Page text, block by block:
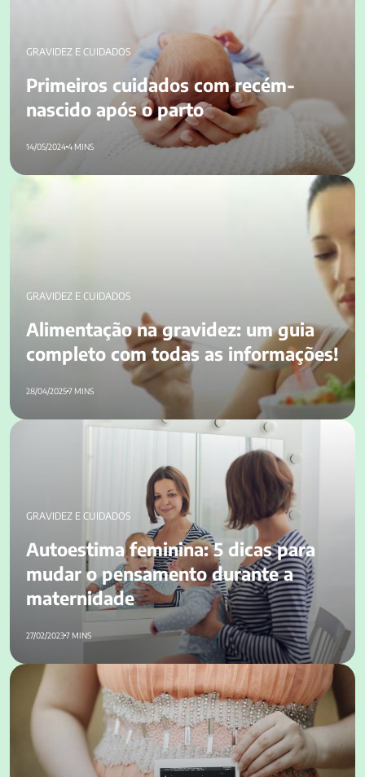
GRAVIDEZ E CUIDADOS
Primeiros cuidados com recém-
nascido após o parto
14/05/20244 MINS
Alimentação na gravidez: um guia completo com todas as
GRAVIDEZ E CUIDADOS
Alimentação na gravidez: um guia
completo com todas as informações!
28/04/20257 MINS
Autoestima feminina: 5 dicas para mudar o pensamento
GRAVIDEZ E CUIDADOS
Autoestima feminina: 5 dicas para
mudar o pensamento durante a
maternidade
27/02/20237 MINS
Gravidez sem barriga: é possível e como acontece? Saiba
mais!